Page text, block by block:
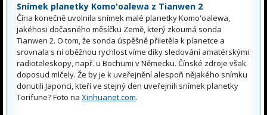
Snímek planetky Komo'oalewa z Tianwen 2
Čína konečně uvolnila snímek malé planetky Komo'oalewa,
jakéhosi dočasného měsíčku Země, který zkoumá sonda
Tianwen 2. O tom, že sonda úspěšně přiletěla k planetce a
srovnala s ní oběžnou rychlost víme díky sledování amatérskými
radioteleskopy, např. u Bochumi v Německu. Čínské zdroje však
doposud mlčely. Že by je k uveřejnění alespoň nějakého snímku
donutili Japonci, kteří ve stejný den uveřejnili snímek planetky
Torifune? Foto na Xinhuanet.com.